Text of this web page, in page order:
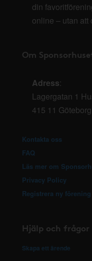
din
online – utan att
Om
Adress:
Lagergatan 1
415 11 Göteborg
Kontakta oss
FAQ
Läs mer om
Privacy Policy
Registrera ny förening
Hjälp och frågor
Skapa ett ärende